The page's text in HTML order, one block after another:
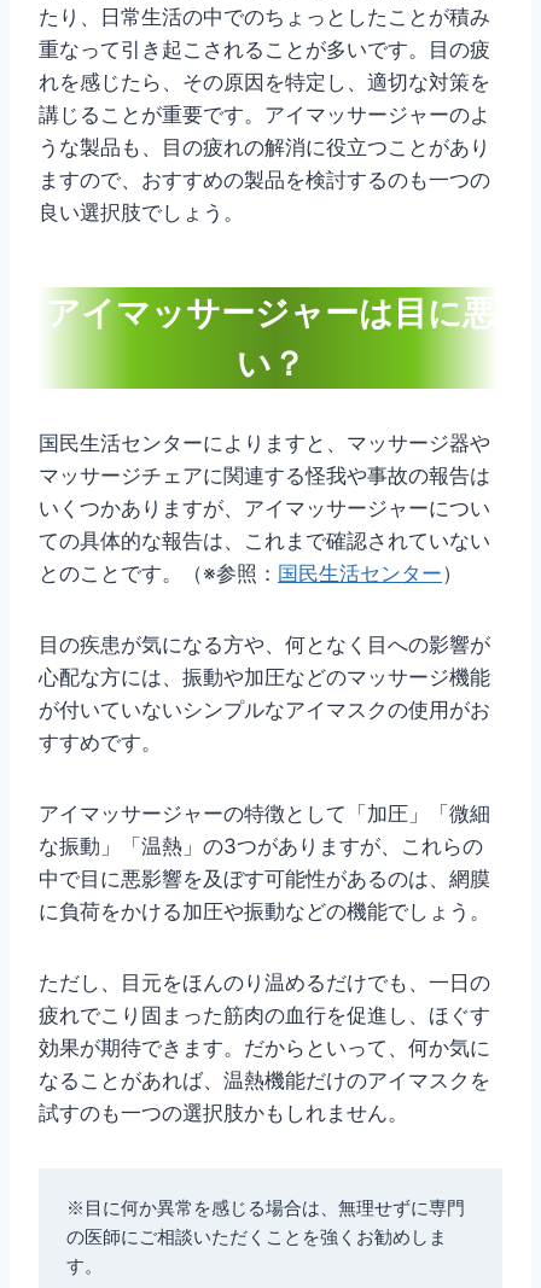
たり、日常生活の中でのちょっとしたことが積み
重なって引き起こされることが多いです。目の疲
れを感じたら、その原因を特定し、適切な対策を
講じることが重要です。アイマッサージャーのよ
うな製品も、目の疲れの解消に役立つことがあり
ますので、おすすめの製品を検討するのも一つの
良い選択肢でしょう。
アイマッサージャーは目に悪
い？
国民生活センターによりますと、マッサージ器や
マッサージチェアに関連する怪我や事故の報告は
いくつかありますが、アイマッサージャーについ
ての具体的な報告は、これまで確認されていない
とのことです。（※参照： 国民生活センター）
目の疾患が気になる方や、何となく目への影響が
心配な方には、振動や加圧などのマッサージ機能
が付いていないシンプルなアイマスクの使用がお
すすめです。
アイマッサージャーの特徴として「加圧」「微細
な振動」「温熱」の3つがありますが、これらの
中で目に悪影響を及ぼす可能性があるのは、網膜
に負荷をかける加圧や振動などの機能でしょう。
ただし、目元をほんのり温めるだけでも、一日の
疲れでこり固まった筋肉の血行を促進し、ほぐす
効果が期待できます。だからといって、何か気に
なることがあれば、温熱機能だけのアイマスクを
試すのも一つの選択肢かもしれません。
※目に何か異常を感じる場合は、無理せずに専門
の医師にご相談いただくことを強くお勧めしま
す。